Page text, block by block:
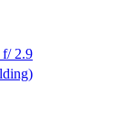
f/ 2.9